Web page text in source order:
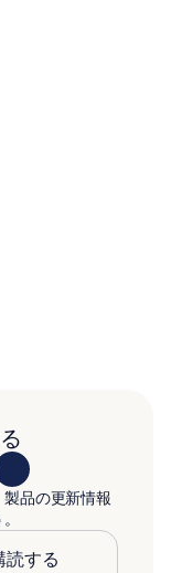
品の更新情報
読する